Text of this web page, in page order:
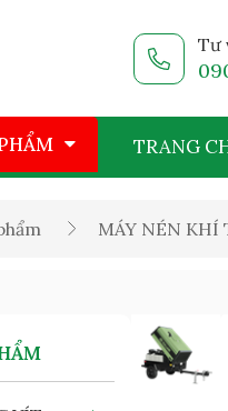
Tư
TRANG
MÁY NÉN KHÍ